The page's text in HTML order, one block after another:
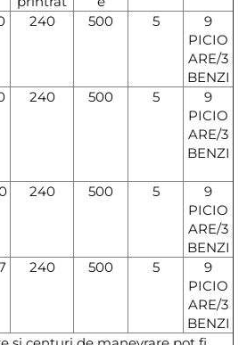
240 500 5
9
PICIO
ARE/3
BENZI
240 500 5
9
PICIO
ARE/3
BENZI
240 500 5
9
PICIO
ARE/3
BENZI
240 500 5
9
PICIO
ARE/3
BENZI